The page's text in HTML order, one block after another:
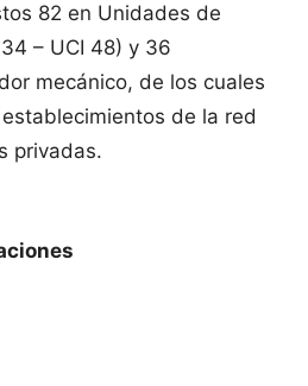
82 en Unidades de
– UCI 48) y 36
mecánico, de los cuales
de la red
privadas.